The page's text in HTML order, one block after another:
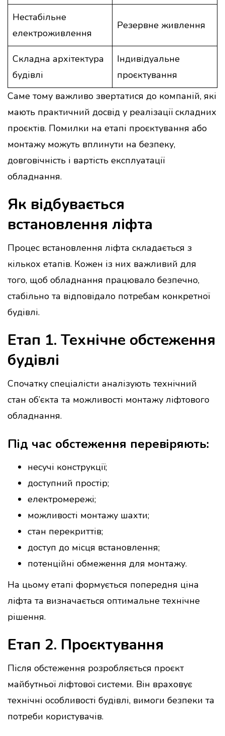
Нестабільне
електроживлення
Резервне живлення
Складна архітектура
будівлі
Індивідуальне
проєктування
Саме тому важливо звертатися до компаній, які
мають практичний досвід у реалізації складних
проєктів. Помилки на етапі проєктування або
монтажу можуть вплинути на безпеку,
довговічність і вартість експлуатації
обладнання.
Як відбувається
встановлення ліфта
Процес встановлення ліфта складається з
кількох етапів. Кожен із них важливий для
того, щоб обладнання працювало безпечно,
стабільно та відповідало потребам конкретної
будівлі.
Етап 1. Технічне обстеження
будівлі
Спочатку спеціалісти аналізують технічний
стан об’єкта та можливості монтажу ліфтового
обладнання.
Під час обстеження перевіряють:
несучі конструкції;
доступний простір;
електромережі;
можливості монтажу шахти;
стан перекриттів;
доступ до місця встановлення;
потенційні обмеження для монтажу.
На цьому етапі формується попередня ціна
ліфта та визначається оптимальне технічне
рішення.
Етап 2. Проєктування
Після обстеження розробляється проєкт
майбутньої ліфтової системи. Він враховує
технічні особливості будівлі, вимоги безпеки та
потреби користувачів.